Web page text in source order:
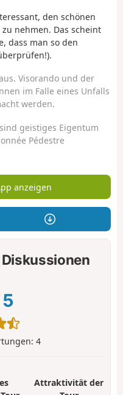
den schönen
nehmen. Das scheint
dass man so den
Visorando und der
im Falle eines Unfalls
werden.
geistiges Eigentum
Pédestre
anzeigen
5
4
Attraktivität der